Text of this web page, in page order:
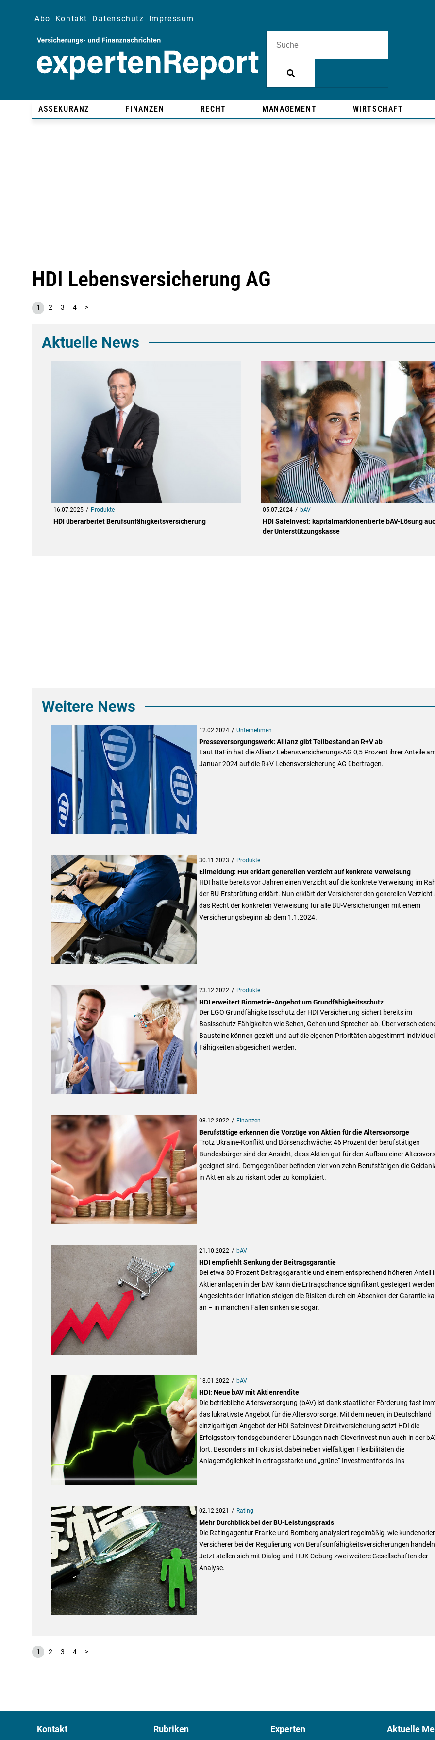
Abo Kontakt Datenschutz Impressum
ASSEKURANZ FINANZEN RECHT MANAGEMENT WIRTSCHAFT
HDI Lebensversicherung AG
1 2 3 4 >
Aktuelle News
16.07.2025 Produkte
HDI überarbeitet Berufsunfähigkeitsversicherung
05.07.2024 bAV
HDI SafeInvest: kapitalmarktorientierte bAV-Lösung
der Unterstützungskasse
Weitere News
12.02.2024 Unternehmen
Presseversorgungswerk: Allianz gibt Teilbestand an R+V ab
Laut BaFin hat die Allianz Lebensversicherungs-AG 0,5 Prozent ihrer Anteile
Januar 2024 auf die R+V Lebensversicherung AG übertragen.
30.11.2023 Produkte
Eilmeldung: HDI erklärt generellen Verzicht auf konkrete Verweisung
HDI hatte bereits vor Jahren einen Verzicht auf die konkrete Verweisung im
der BU-Erstprüfung erklärt. Nun erklärt der Versicherer den generellen Verzicht
das Recht der konkreten Verweisung für alle BU-Versicherungen mit einem
Versicherungsbeginn ab dem 1.1.2024.
23.12.2022 Produkte
HDI erweitert Biometrie-Angebot um Grundfähigkeitsschutz
Der EGO Grundfähigkeitsschutz der HDI Versicherung sichert bereits im
Basisschutz Fähigkeiten wie Sehen, Gehen und Sprechen ab. Über
Bausteine können gezielt und auf die eigenen Prioritäten abgestimmt
Fähigkeiten abgesichert werden.
08.12.2022 Finanzen
Berufstätige erkennen die Vorzüge von Aktien für die Altersvorsorge
Trotz Ukraine-Konflikt und Börsenschwäche: 46 Prozent der berufstätigen
Bundesbürger sind der Ansicht, dass Aktien gut für den Aufbau einer
geeignet sind. Demgegenüber befinden vier von zehn Berufstätigen die
in Aktien als zu riskant oder zu kompliziert.
21.10.2022 bAV
HDI empfiehlt Senkung der Beitragsgarantie
Bei etwa 80 Prozent Beitragsgarantie und einem entsprechend höheren Anteil
Aktienanlagen in der bAV kann die Ertragschance signifikant gesteigert
Angesichts der Inflation steigen die Risiken durch ein Absenken der Garantie
an – in manchen Fällen sinken sie sogar.
18.01.2022 bAV
HDI: Neue bAV mit Aktienrendite
Die betriebliche Altersversorgung (bAV) ist dank staatlicher Förderung fast
das lukrativste Angebot für die Altersvorsorge. Mit dem neuen, in Deutschland
einzigartigen Angebot der HDI SafeInvest Direktversicherung setzt HDI die
Erfolgsstory fondsgebundener Lösungen nach CleverInvest nun auch in der
fort. Besonders im Fokus ist dabei neben vielfältigen Flexibilitäten die
Anlagemöglichkeit in ertragsstarke und „grüne“ Investmentfonds.Ins
02.12.2021 Rating
Mehr Durchblick bei der BU-Leistungspraxis
Die Ratingagentur Franke und Bornberg analysiert regelmäßig, wie
Versicherer bei der Regulierung von Berufsunfähigkeitsversicherungen
Jetzt stellen sich mit Dialog und HUK Coburg zwei weitere Gesellschaften der
Analyse.
1 2 3 4 >
Kontakt Rubriken Experten Aktuelle